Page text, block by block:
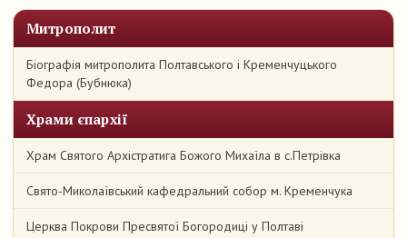
Митрополит
Біографія митрополита Полтавського і Кременчуцького
Федора (Бубнюка)
Храми єпархії
Храм Святого Архістратига Божого Михаїла в с.Петрівка
Свято-Миколаївський кафедральний собор м. Кременчука
Церква Покрови Пресвятої Богородиці у Полтаві